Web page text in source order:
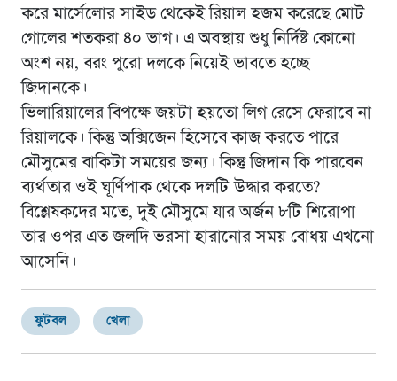
করে মার্সেলোর সাইড থেকেই রিয়াল হজম করেছে মোট
গোলের শতকরা ৪০ ভাগ। এ অবস্থায় শুধু নির্দিষ্ট কোনো
অংশ নয়, বরং পুরো দলকে নিয়েই ভাবতে হচ্ছে
জিদানকে।
ভিলারিয়ালের বিপক্ষে জয়টা হয়তো লিগ রেসে ফেরাবে না
রিয়ালকে। কিন্তু অক্সিজেন হিসেবে কাজ করতে পারে
মৌসুমের বাকিটা সময়ের জন্য। কিন্তু জিদান কি পারবেন
ব্যর্থতার ওই ঘূর্ণিপাক থেকে দলটি উদ্ধার করতে?
বিশ্লেষকদের মতে, দুই মৌসুমে যার অর্জন ৮টি শিরোপা
তার ওপর এত জলদি ভরসা হারানোর সময় বোধয় এখনো
আসেনি।
ফুটবল খেলা